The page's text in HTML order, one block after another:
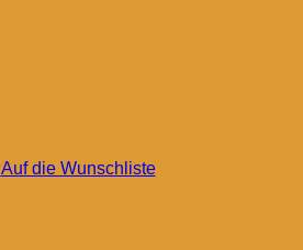
Auf die Wunschliste